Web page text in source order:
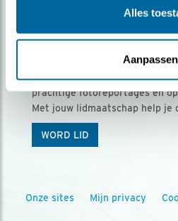
Alles
Aanpassen
Ontvang 5 x Vogels
Vogels is het tijdschrift voor
prachtige fotoreportages en
Met jouw lidmaatschap help je
WORD LID
Onze sites Mijn privacy